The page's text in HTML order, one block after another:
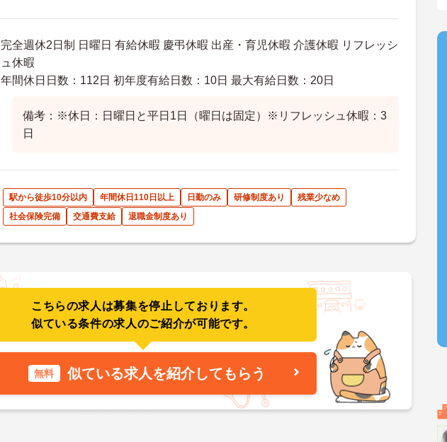
完全週休2日制 日曜日 有給休暇 慶弔休暇 出産・育児休暇 介護休暇 リフレッシ
ュ休暇
年間休日日数：112日 初年度有給日数：10日 最大有給日数：20日
備考：※休日：日曜日と平日1日（曜日は固定）※リフレッシュ休暇：3
日
駅から徒歩10分以内 年間休日110日以上 日勤のみ 研修制度あり
残業少なめ
社会保険完備
交通費支給 退職金制度あり
こちらの求人は募集を停止しております。
似ている条件の求人のご紹介が可能です。
無料 似ている求人を紹介してもらう